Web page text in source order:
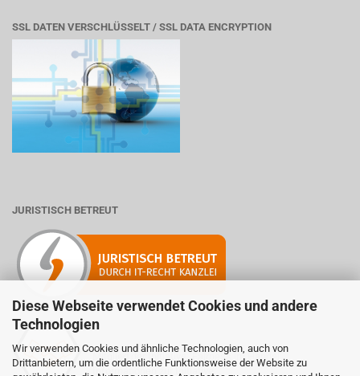
Diese Webseite verwendet Cookies und andere
Technologien
Wir verwenden Cookies und ähnliche Technologien, auch von
Drittanbietern, um die ordentliche Funktionsweise der Website zu
SSL DATEN VERSCHLÜSSELT / SSL DATA ENCRYPTION
JURISTISCH BETREUT
Mitglied der Initiative "Fairness im Handel".
Informationen zur Initiative: